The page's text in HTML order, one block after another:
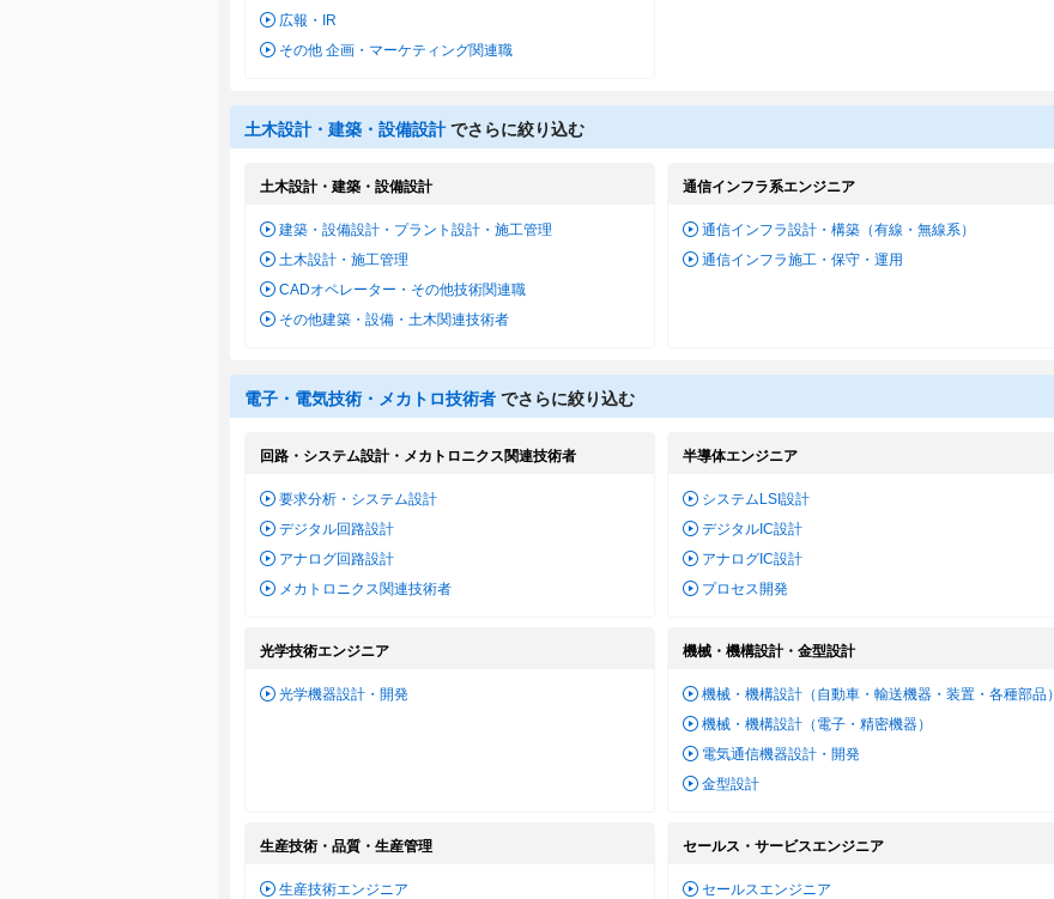
広報・IR
その他 企画・マーケティング関連職
土木設計・建築・設備設計 でさらに絞り込む
土木設計・建築・設備設計
建築・設備設計・プラント設計・施工管理
土木設計・施工管理
CADオペレーター・その他技術関連職
その他建築・設備・土木関連技術者
通信インフラ系エンジニア
通信インフラ設計・構築（有線・無線系）
通信インフラ施工・保守・運用
電子・電気技術・メカトロ技術者 でさらに絞り込む
回路・システム設計・メカトロニクス関連技術者
要求分析・システム設計
デジタル回路設計
アナログ回路設計
メカトロニクス関連技術者
半導体エンジニア
システムLSI設計
デジタルIC設計
アナログIC設計
プロセス開発
光学技術エンジニア
光学機器設計・開発
機械・機構設計・金型設計
機械・機構設計（自動車・輸送機器・装置・各種部品）
機械・機構設計（電子・精密機器）
電気通信機器設計・開発
金型設計
生産技術・品質・生産管理
生産技術エンジニア
セールス・サービスエンジニア
セールスエンジニア